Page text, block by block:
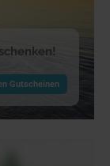
Gutscheinen